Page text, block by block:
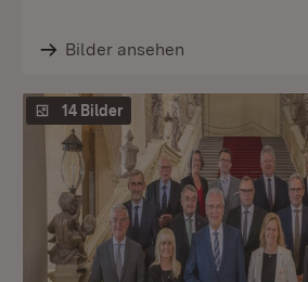
Bilder ansehen
14 Bilder